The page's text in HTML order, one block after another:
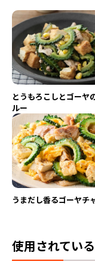
とうもろこしとゴーヤ
ルー
うまだし香るゴーヤチ
使用されてい